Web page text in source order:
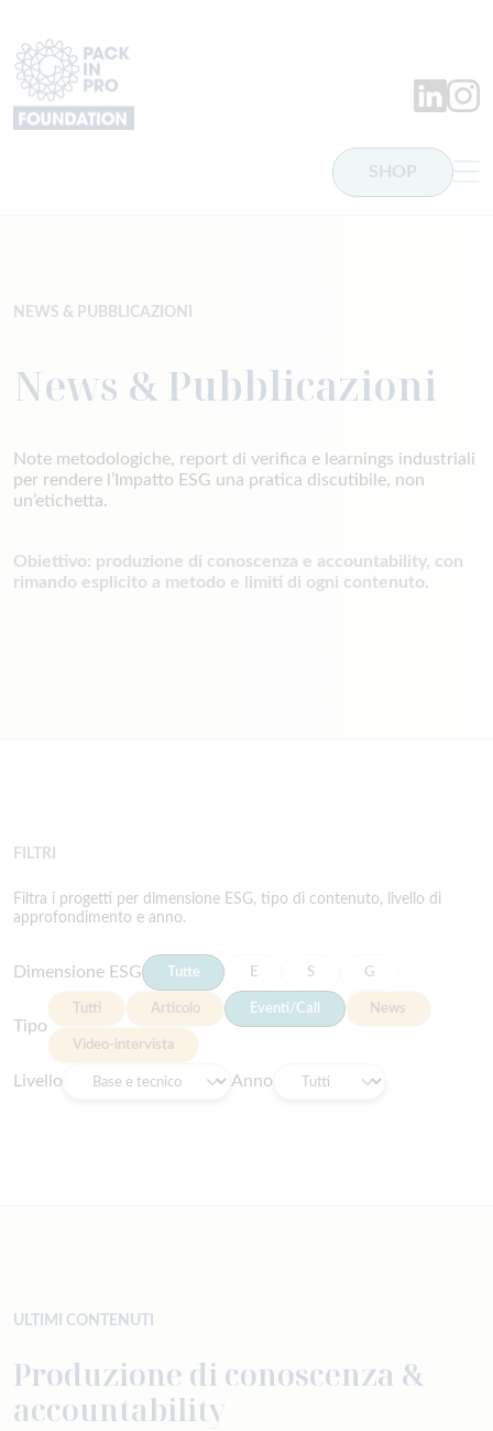
PackInPro
LinkedIn
SHOP
NEWS & PUBBLICAZIONI
News & Pubblicazioni
Note metodologiche, report di verifica e learnings industriali
per rendere l’Impatto ESG una pratica discutibile, non
un’etichetta.
Obiettivo: produzione di conoscenza e accountability, con
rimando esplicito a metodo e limiti di ogni contenuto.
FILTRI
Filtra i progetti per dimensione ESG, tipo di contenuto, livello di
approfondimento e anno.
Dimensione ESG Tutte E S G
Tipo
Tutti Articolo Eventi/Call News
Video-intervista
Livello Anno
ULTIMI CONTENUTI
Produzione di conoscenza &
accountability